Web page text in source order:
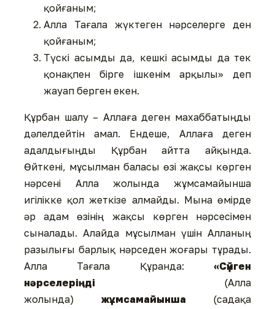
қойғаным;
Алла Тағала жүктеген нәрселерге ден
қойғаным;
Түскі асымды да, кешкі асымды да тек
қонақпен бірге ішкенім арқылы» деп
жауап берген екен.
Құрбан шалу – Аллаға деген махаббатыңды
дәлелдейтін амал. Ендеше, Аллаға деген
адалдығыңды Құрбан айтта айқында.
Өйткені, мұсылман баласы өзі жақсы көрген
нәрсені Алла жолында жұмсамайынша
игілікке қол жеткізе алмайды. Мына өмірде
әр адам өзінің жақсы көрген нәрсесімен
сыналады. Алайда мұсылман үшін Алланың
разылығы барлық нәрседен жоғары тұрады.
Алла Тағала Құранда: «Сүйген
нәрселеріңді (Алла
жолында) жұмсамайынша (садақа